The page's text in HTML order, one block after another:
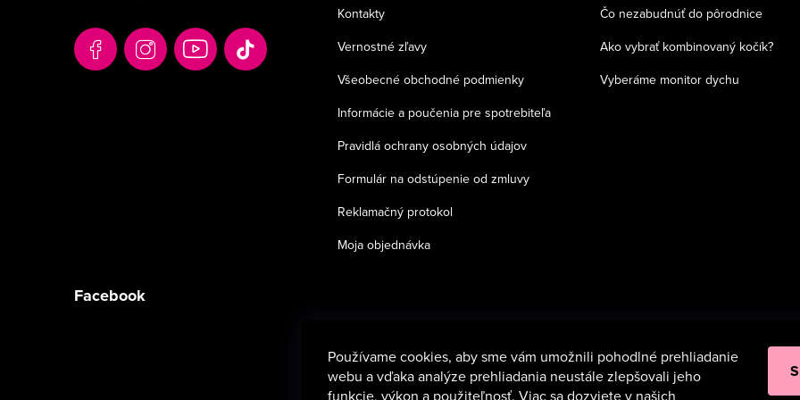
Používame cookies, aby sme vám umožnili pohodlné prehliadanie
webu a vďaka analýze prehliadania neustále zlepšovali jeho
funkcie, výkon a použiteľnosť. Viac sa dozviete v našich
Kontakty
Vernostné zľavy
Všeobecné obchodné podmienky
Informácie a poučenia pre spotrebiteľa
Pravidlá ochrany osobných údajov
Formulár na odstúpenie od zmluvy
Reklamačný protokol
Moja objednávka
Čo nezabudnúť do pôrodnice
Ako vybrať kombinovaný kočík?
Vyberáme monitor dychu
Facebook